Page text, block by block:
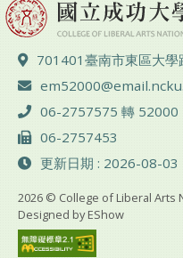
地址 ：
701401臺南市東區大
電子郵件 ：
電話 ：
06-2757575 轉 52000
傳真 ：
06-2757453
更新日期 : 2026-08-03
2026 © College of Liberal Arts
Designed byEShow